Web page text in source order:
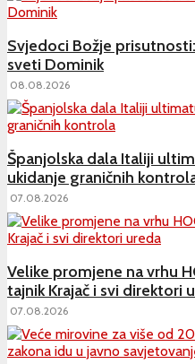
Svjedoci Božje
sveti Dominik
08.08.2026
Španjolska dala Italiji
ukidanje graničnih
07.08.2026
Velike promjene na vrhu
tajnik Krajač i svi direktori
07.08.2026